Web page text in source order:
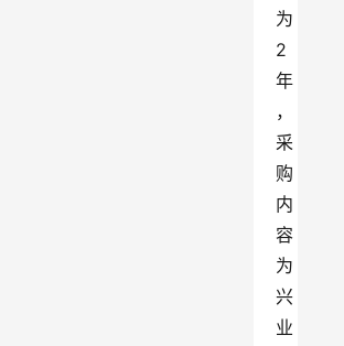
为
2
年
，
采
购
内
容
为
兴
业